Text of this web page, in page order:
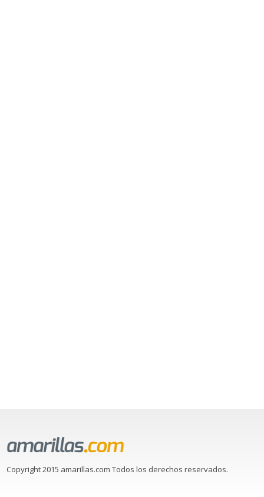
Copyright 2015 amarillas.com Todos los derechos reservados.